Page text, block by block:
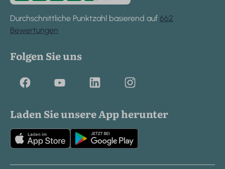
Durchschnittliche Punktzahl basierend auf 662
Bewertungen
Folgen Sie uns
Laden Sie unsere App herunter